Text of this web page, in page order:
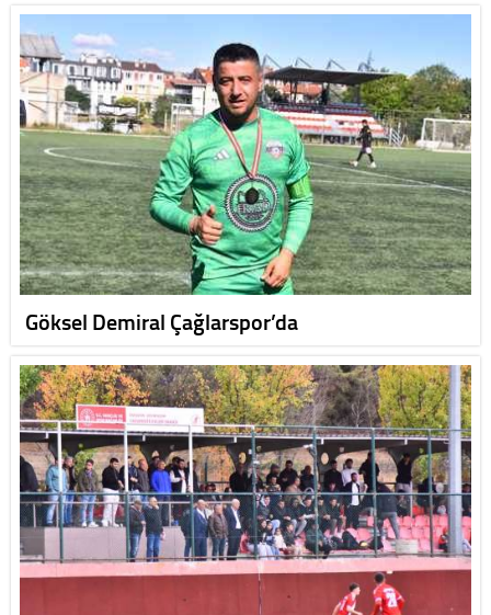
Göksel Demiral Çağlarspor’da